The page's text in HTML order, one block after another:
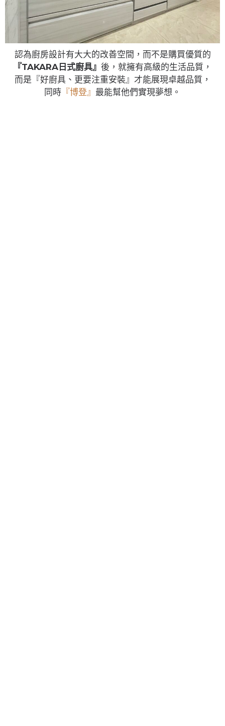
認為廚房設計有大大的改善空間，而不是購買優質的
『TAKARA日式廚具』 後，就擁有高級的生活品質，
而是『好廚具、更要注重安裝』才能展現卓越品質，
同時 『博登』 最能幫他們實現夢想。